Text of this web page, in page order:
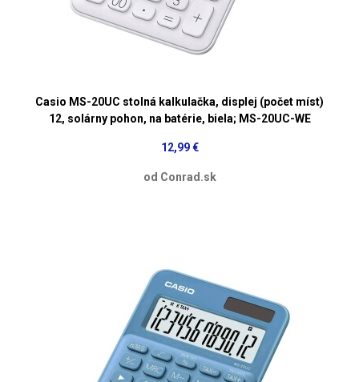
Casio MS-20UC stolná kalkulačka, displej (počet míst)
12, solárny pohon, na batérie, biela; MS-20UC-WE
12,99 €
od Conrad.sk